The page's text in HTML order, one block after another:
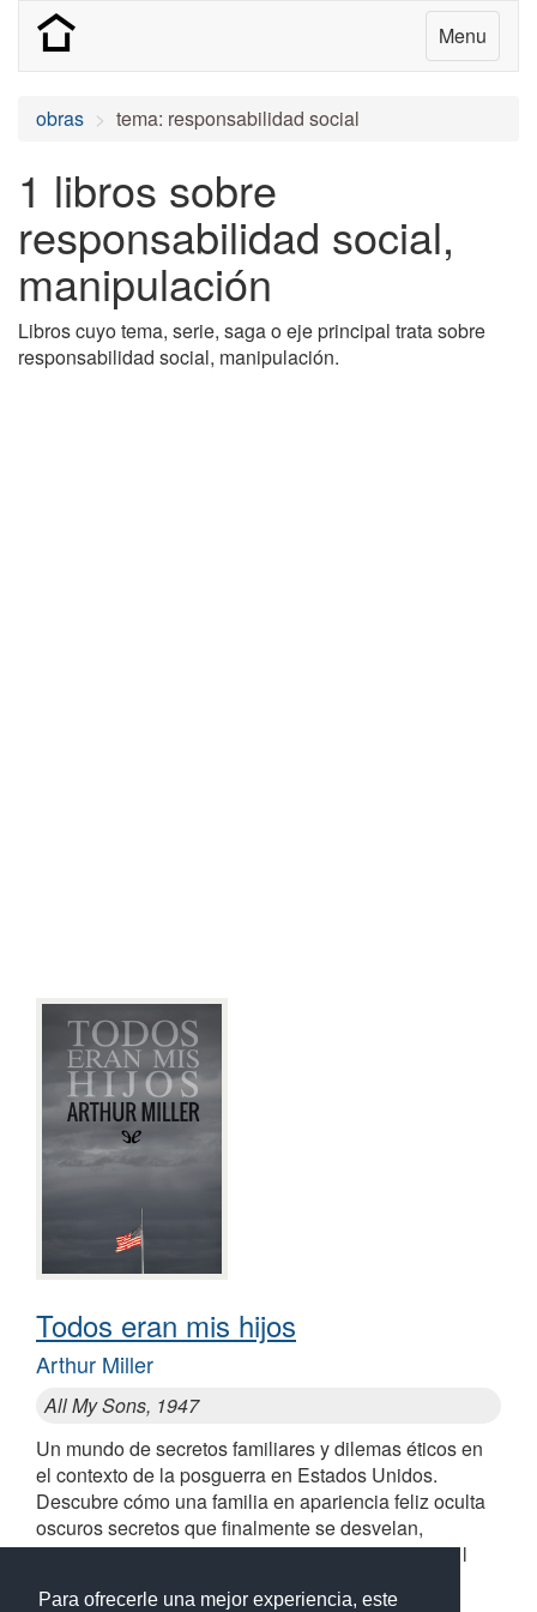
Para ofrecerle una mejor experiencia, este
Menu
obras tema: responsabilidad social
1 libros sobre
responsabilidad social,
manipulación
Libros cuyo tema, serie, saga o eje principal trata sobre
responsabilidad social, manipulación.
Todos eran mis hijos
Arthur Miller
All My Sons, 1947
Un mundo de secretos familiares y dilemas éticos en
el contexto de la posguerra en Estados Unidos.
Descubre cómo una familia en apariencia feliz oculta
oscuros secretos que finalmente se desvelan,
desafiando a los personajes y al lector a enfrentar l